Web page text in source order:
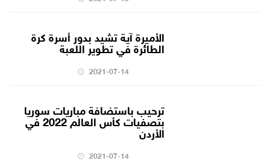
الأميرة آية تشيد بدور أسرة كرة
الطائرة في تطوير اللعبة
2021-07-14
ترحيب باستضافة مباريات سوريا
بتصفيات كأس العالم 2022 في
الأردن
2021-07-14